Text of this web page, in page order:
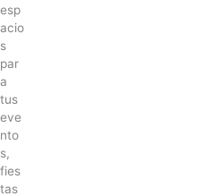
esp
acio
s
par
a
tus
eve
nto
s,
fies
tas